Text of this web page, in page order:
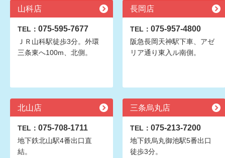
山科店
TEL： 075-595-7677
ＪＲ山科駅徒歩3分。外環
三条東へ100m、北側。
長岡店
TEL： 075-957-4800
阪急長岡天神駅下車、アゼ
リア通り東入ル南側。
北山店
TEL： 075-708-1711
地下鉄北山駅4番出口直
結。
三条烏丸店
TEL： 075-213-7200
地下鉄烏丸御池駅5番出口
徒歩3分。